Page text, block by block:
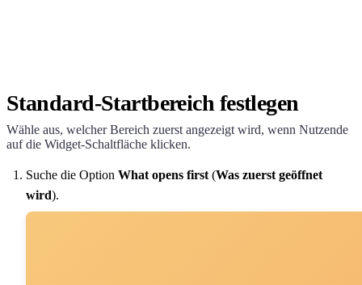
Standard-Startbereich festlegen
Wähle aus, welcher Bereich zuerst angezeigt wird, wenn Nutzende
auf die Widget-Schaltfläche klicken.
Suche die Option What opens first (Was zuerst geöffnet
wird).